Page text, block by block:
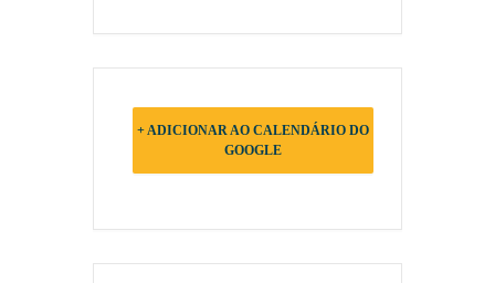
+ ADICIONAR AO CALENDÁRIO DO
GOOGLE